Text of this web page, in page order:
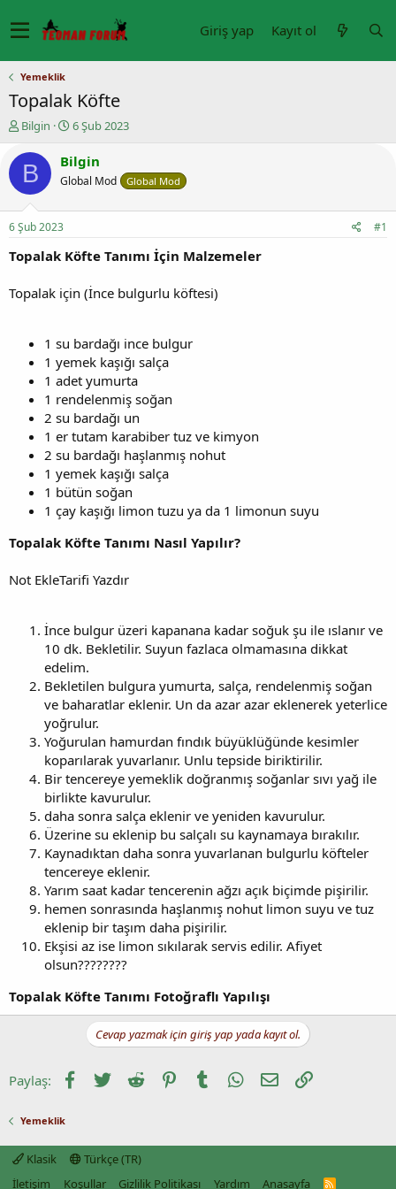
Giriş yap Kayıt ol
Yemeklik
Topalak Köfte
K
o
n
u
y
b
a
ş
t
Bilgin
B
ş
a
ç
r
6 Şub 2023
B Bilgin
Global Mod Global Mod
6 Şub 2023 #1
Topalak Köfte Tanımı İçin Malzemeler
Topalak için (İnce bulgurlu köftesi)
1 su bardağı ince bulgur
1 yemek kaşığı salça
1 adet yumurta
1 rendelenmiş soğan
2 su bardağı un
1 er tutam karabiber tuz ve kimyon
2 su bardağı haşlanmış nohut
1 yemek kaşığı salça
1 bütün soğan
1 çay kaşığı limon tuzu ya da 1 limonun suyu
Topalak Köfte Tanımı Nasıl Yapılır?
Not EkleTarifi Yazdır
İnce bulgur üzeri kapanana kadar soğuk şu ile ıslanır ve
10 dk. Bekletilir. Suyun fazlaca olmamasına dikkat
edelim.
Bekletilen bulgura yumurta, salça, rendelenmiş soğan
ve baharatlar eklenir. Un da azar azar eklenerek yeterlice
yoğrulur.
Yoğurulan hamurdan fındık büyüklüğünde kesimler
koparılarak yuvarlanır. Unlu tepside biriktirilir.
Bir tencereye yemeklik doğranmış soğanlar sıvı yağ ile
birlikte kavurulur.
daha sonra salça eklenir ve yeniden kavurulur.
Üzerine su eklenip bu salçalı su kaynamaya bırakılır.
Kaynadıktan daha sonra yuvarlanan bulgurlu köfteler
tencereye eklenir.
Yarım saat kadar tencerenin ağzı açık biçimde pişirilir.
hemen sonrasında haşlanmış nohut limon suyu ve tuz
eklenip bir taşım daha pişirilir.
Ekşisi az ise limon sıkılarak servis edilir. Afiyet
olsun????????
Topalak Köfte Tanımı Fotoğraflı Yapılışı
Cevap yazmak için giriş yap yada kayıt ol.
Paylaş: Facebook
TwitterReddit PinterestTumblrWhatsApp
E-postaLink
Yemeklik
Klasik
Türkçe (TR)
İletişim
Koşullar Gizlilik Politikası Yardım Anasayfa R